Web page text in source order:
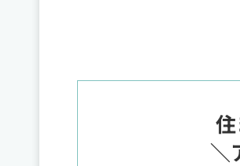
＼